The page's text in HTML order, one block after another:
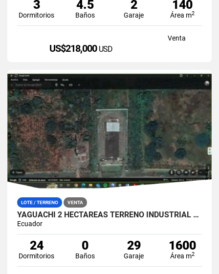
3
Dormitorios
4.5
Baños
2
Garaje
140
Área m2
Venta
US$218,000 USD
LOTE / TERRENO VENTA
YAGUACHI 2 HECTÁREAS TERRENO INDUSTRIAL EN VENTA | VIA MILAGRO KM 26
Ecuador
24
Dormitorios
0
Baños
29
Garaje
1600
Área m2